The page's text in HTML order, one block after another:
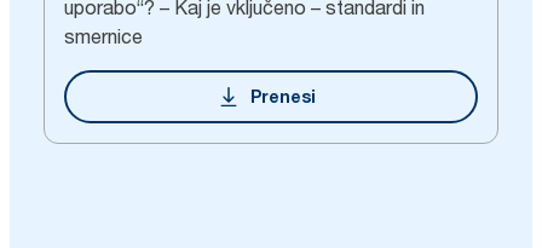
uporabo“? – Kaj je vključeno – standardi in
smernice
Prenesi